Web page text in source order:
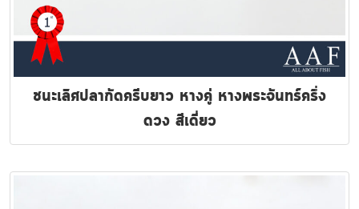
ชนะเลิศปลากัดครีบยาว หางคู่ หางพระจันทร์ครึ่ง
ดวง สีเดี่ยว